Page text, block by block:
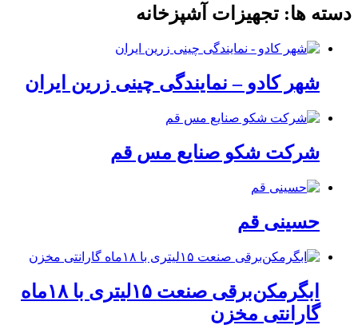
دسته ها: تجهیزات آشپزخانه
شهر کادو – نمایندگی چینی زرین ایران
شرکت شکو صنایع مس قم
حسینی قم
ابگرمکن‌برقی صنعت ۱۵لیتری با ۱۸ماه
گارانتی مخزن